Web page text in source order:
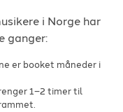
i Norge har
ganger:
er booket måneder i
1–2 timer til